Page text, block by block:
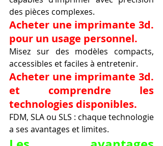
des pièces complexes.
Acheter une imprimante 3d.
pour un usage personnel.
Misez sur des modèles compacts,
accessibles et faciles à entretenir.
Acheter une imprimante 3d.
et comprendre les
technologies disponibles.
FDM, SLA ou SLS : chaque technologie
a ses avantages et limites.